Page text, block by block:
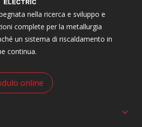
metallurgia
elettromagnetica.pdf
28373KB
142
2021-04-27
Copia link
nella ricerca e sviluppo e
complete per la metallurgia
un sistema di riscaldamento in
continua.
online